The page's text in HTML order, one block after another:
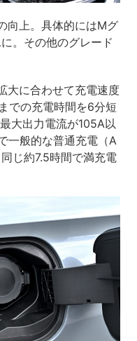
向上。具体的にはMグ
。その他のグレード
大に合わせて充電速度
での充電時間を6分短
大出力電流が105A以
一般的な普通充電（A
じ約7.5時間で満充電